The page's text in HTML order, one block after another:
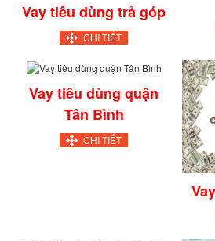
Vay tiêu dùng trả góp
CHI TIẾT
Vay tiêu dùng quận
Tân Bình
CHI TIẾT